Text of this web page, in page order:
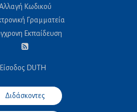
Λογαριασμού
Κωδικού
Γραμματεία
Εκπαίδευση
Διδάσκοντες